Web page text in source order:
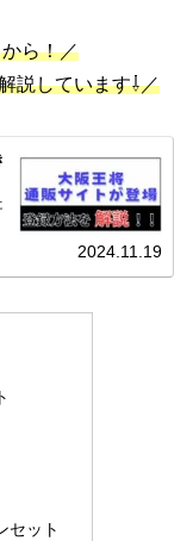
ら！／
説しています⇩／
2024.11.19
セット